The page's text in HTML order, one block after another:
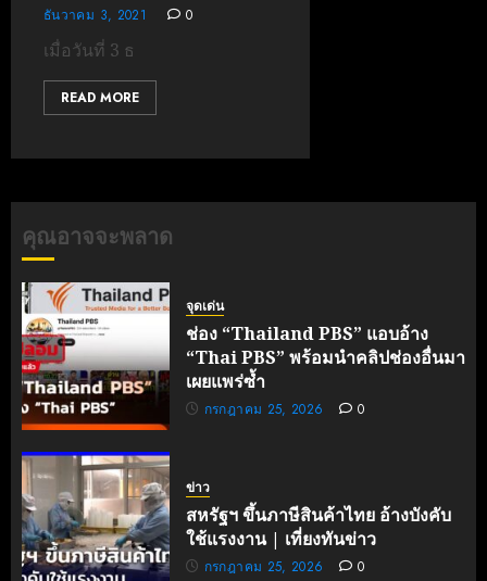
ธันวาคม 3, 2021
0
เมื่อวันที่ 3 ธ
READ MORE
คุณอาจจะพลาด
จุดเด่น
ช่อง “Thailand PBS” แอบอ้าง
“Thai PBS” พร้อมนำคลิปช่องอื่นมา
เผยแพร่ซ้ำ
กรกฎาคม 25, 2026 0
ข่าว
สหรัฐฯ ขึ้นภาษีสินค้าไทย อ้างบังคับ
ใช้แรงงาน | เที่ยงทันข่าว
กรกฎาคม 25, 2026 0